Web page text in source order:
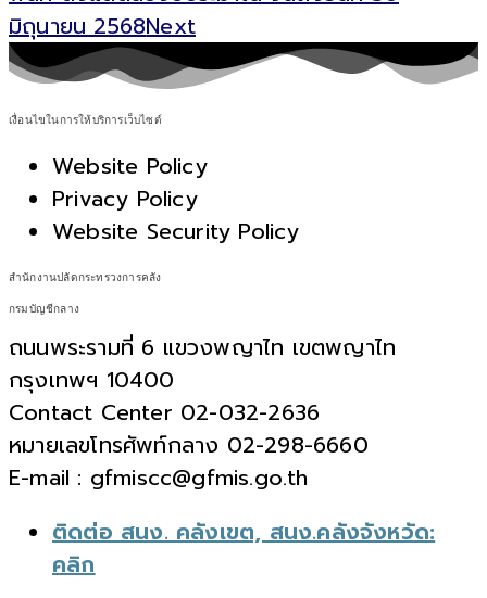
มิถุนายน 2568Next
เงื่อนไขในการให้บริการเว็บไซต์
Website Policy
Privacy Policy
Website Security Policy
สำนักงานปลัดกระทรวงการคลัง
กรมบัญชีกลาง
ถนนพระรามที่ 6 แขวงพญาไท เขตพญาไท
กรุงเทพฯ 10400
Contact Center 02-032-2636
หมายเลขโทรศัพท์กลาง 02-298-6660
E-mail : gfmiscc@gfmis.go.th
ติดต่อ สนง. คลังเขต, สนง.คลังจังหวัด:
คลิก